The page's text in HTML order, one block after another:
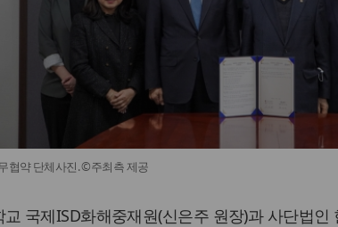
협약 단체사진. ©주최측 제공
교 국제ISD화해중재원(신은주 원장)과 사단법